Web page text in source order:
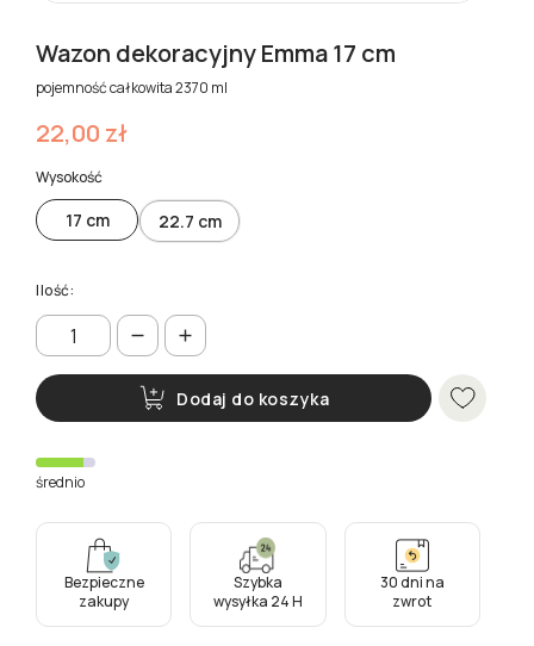
Wazon dekoracyjny Emma 17 cm
pojemność całkowita 2370 ml
22,00 zł
Wysokość
17 cm 22.7 cm
Ilość:
Dodaj do koszyka
średnio
Bezpieczne
zakupy
Szybka
wysyłka 24 H
30 dni na
zwrot